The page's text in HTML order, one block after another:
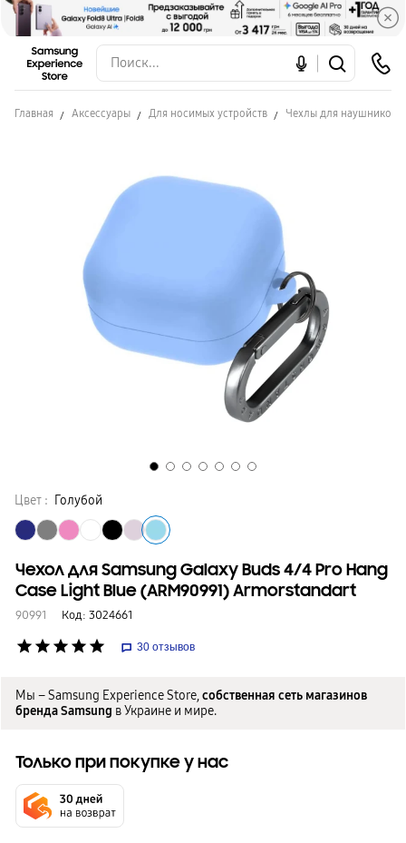
Главная Аксессуары Для носимых устройств Чехлы для наушников
Цвет : Голубой
Чехол для Samsung Galaxy Buds 4/4 Pro Hang
Case Light Blue (ARM90991) Armorstandart
90991 Код: 3024661
star star star star star 30 отзывов
Мы – Samsung Experience Store,собственная сеть магазинов
бренда Samsung в Украине и мире.
Только при покупке у нас